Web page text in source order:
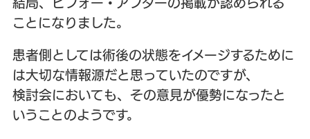
ことになりました。
患者側としては術後の状態をイメージするために
は大切な情報源だと思っていたのですが、
検討会においても、その意見が優勢になったと
いうことのようです。